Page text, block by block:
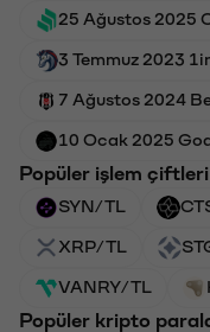
25 Ağustos 2025
3 Temmuz 2023
7 Ağustos 2024
10 Ocak 2025
Popüler işlem çiftleri
SYN/TL
XRP/TL
VANRY/TL
Popüler kripto